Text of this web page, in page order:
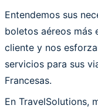
Entendemos sus
boletos aéreos más
cliente y nos
servicios para sus
Francesas.
En TravelSolutions,